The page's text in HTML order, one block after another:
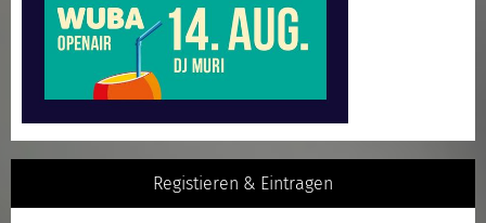
Registieren & Eintragen